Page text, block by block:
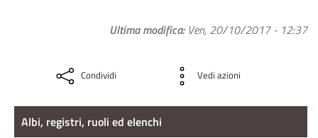
Ultima modifica Ven, 20/10/2017 - 12:37
Condividi Vedi azioni
Albi, registri, ruoli ed elenchi
Albi, registri, ruoli ed elenchi